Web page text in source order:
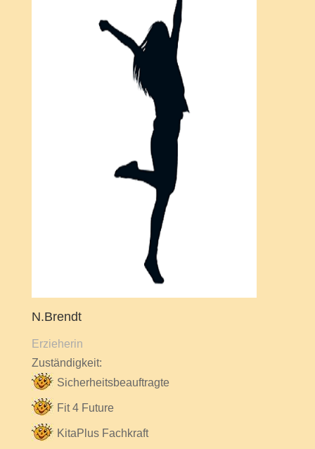
N.Brendt
Erzieherin
Zuständigkeit:
Sicherheitsbeauftragte
Fit 4 Future
KitaPlus Fachkraft